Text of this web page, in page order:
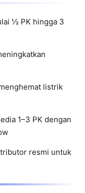
½ PK hingga 3
listrik
1–3 PK dengan
resmi untuk